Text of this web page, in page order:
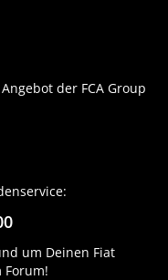
der FCA Group
um Deinen Fiat
Forum!